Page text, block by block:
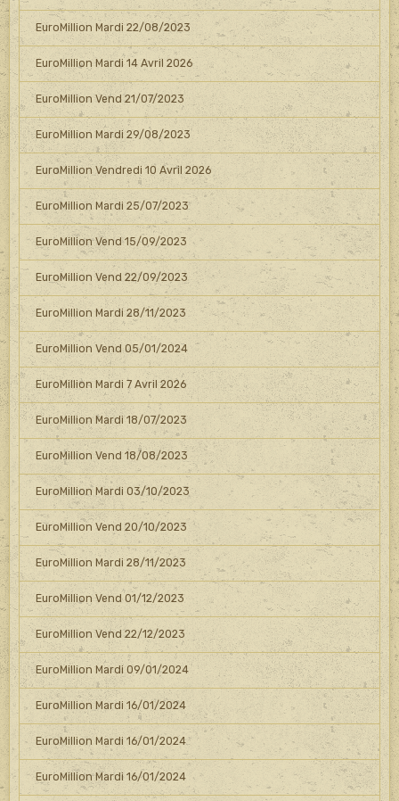
EuroMillion Mardi 22/08/2023
EuroMillion Mardi 14 Avril 2026
EuroMillion Vend 21/07/2023
EuroMillion Mardi 29/08/2023
EuroMillion Vendredi 10 Avril 2026
EuroMillion Mardi 25/07/2023
EuroMillion Vend 15/09/2023
EuroMillion Vend 22/09/2023
EuroMillion Mardi 28/11/2023
EuroMillion Vend 05/01/2024
EuroMillion Mardi 7 Avril 2026
EuroMillion Mardi 18/07/2023
EuroMillion Vend 18/08/2023
EuroMillion Mardi 03/10/2023
EuroMillion Vend 20/10/2023
EuroMillion Mardi 28/11/2023
EuroMillion Vend 01/12/2023
EuroMillion Vend 22/12/2023
EuroMillion Mardi 09/01/2024
EuroMillion Mardi 16/01/2024
EuroMillion Mardi 16/01/2024
EuroMillion Mardi 16/01/2024